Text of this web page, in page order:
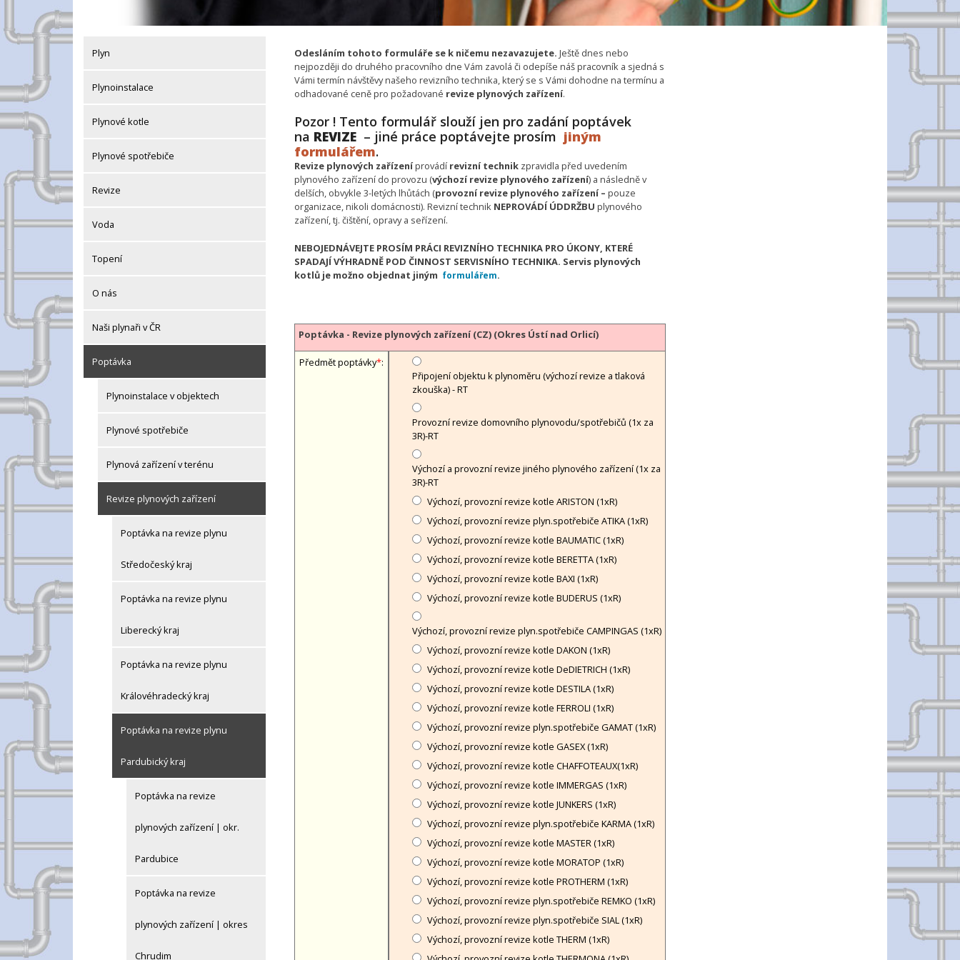
Plyn
Plynoinstalace
Plynové kotle
Plynové spotřebiče
Revize
Voda
Topení
O nás
Naši plynaři v ČR
Poptávka
Plynoinstalace v objektech
Plynové spotřebiče
Plynová zařízení v terénu
Revize plynových zařízení
Poptávka na revize plynu
Středočeský kraj
Poptávka na revize plynu
Liberecký kraj
Poptávka na revize plynu
Královéhradecký kraj
Poptávka na revize plynu
Pardubický kraj
Poptávka na revize
plynových zařízení | okr.
Pardubice
Poptávka na revize
plynových zařízení | okres
Chrudim
Odesláním tohoto formuláře se k ničemu nezavazujete. Ještě dnes nebo
nejpozději do druhého pracovního dne Vám zavolá či odepíše náš pracovník a sjedná s
Vámi termín návštěvy našeho revizního technika, který se s Vámi dohodne na termínu a
odhadované ceně pro požadované revize plynových zařízení.
Pozor ! Tento formulář slouží jen pro zadání poptávek
na REVIZE – jiné práce poptávejte prosím jiným
formulářem.
Revize plynových zařízeníprovádí revizní technik zpravidla před uvedením
plynového zařízení do provozu (výchozí revize plynového zařízení) a následně v
delších, obvykle 3-letých lhůtách (provozní revize plynového zařízení – pouze
organizace, nikoli domácnosti). Revizní technik NEPROVÁDÍ ÚDDRŽBU plynového
zařízení, tj. čištění, opravy a seřízení.
NEBOJEDNÁVEJTE PROSÍM PRÁCI REVIZNÍHO TECHNIKA PRO ÚKONY, KTERÉ
SPADAJÍ VÝHRADNĚ POD ČINNOST SERVISNÍHO TECHNIKA. Servis plynových
kotlů je možno objednat jiným formulářem.
Poptávka - Revize plynových zařízení (CZ) (Okres Ústí nad Orlicí)
Předmět poptávky*:
Připojení objektu k plynoměru (výchozí revize a tlaková
zkouška) - RT
Provozní revize domovního plynovodu/spotřebičů (1x za
3R)-RT
Výchozí a provozní revize jiného plynového zařízení (1x za
3R)-RT
Výchozí, provozní revize kotle ARISTON (1xR)
Výchozí, provozní revize plyn.spotřebiče ATIKA (1xR)
Výchozí, provozní revize kotle BAUMATIC (1xR)
Výchozí, provozní revize kotle BERETTA (1xR)
Výchozí, provozní revize kotle BAXI (1xR)
Výchozí, provozní revize kotle BUDERUS (1xR)
Výchozí, provozní revize plyn.spotřebiče CAMPINGAS (1xR)
Výchozí, provozní revize kotle DAKON (1xR)
Výchozí, provozní revize kotle DeDIETRICH (1xR)
Výchozí, provozní revize kotle DESTILA (1xR)
Výchozí, provozní revize kotle FERROLI (1xR)
Výchozí, provozní revize plyn.spotřebiče GAMAT (1xR)
Výchozí, provozní revize kotle GASEX (1xR)
Výchozí, provozní revize kotle CHAFFOTEAUX(1xR)
Výchozí, provozní revize kotle IMMERGAS (1xR)
Výchozí, provozní revize kotle JUNKERS (1xR)
Výchozí, provozní revize plyn.spotřebiče KARMA (1xR)
Výchozí, provozní revize kotle MASTER (1xR)
Výchozí, provozní revize kotle MORATOP (1xR)
Výchozí, provozní revize kotle PROTHERM (1xR)
Výchozí, provozní revize plyn.spotřebiče REMKO (1xR)
Výchozí, provozní revize plyn.spotřebiče SIAL (1xR)
Výchozí, provozní revize kotle THERM (1xR)